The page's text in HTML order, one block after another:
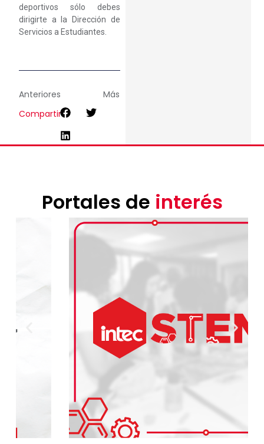
deportivos sólo debes
dirigirte a la Dirección de
Servicios a Estudiantes.
Anteriores
Más
Compartir
Portales de interés